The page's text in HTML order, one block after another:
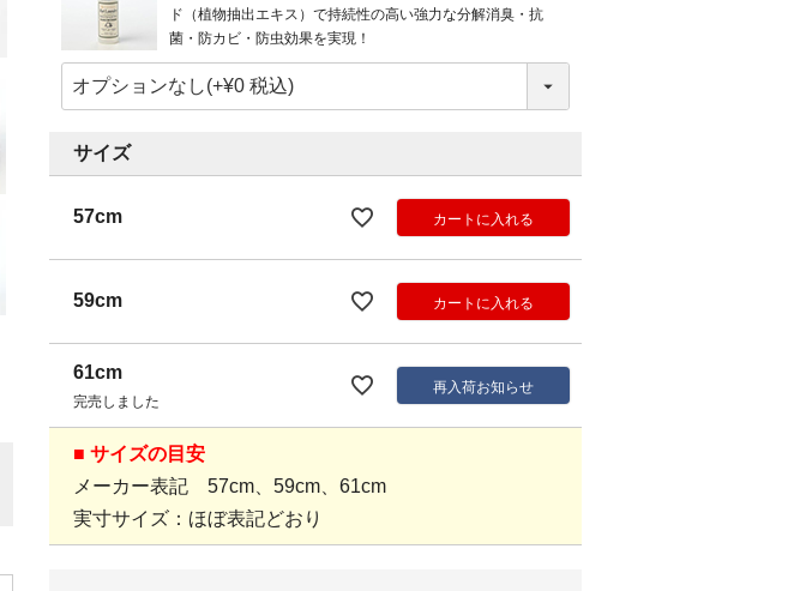
ド（植物抽出エキス）で持続性の高い強力な分解消臭・抗
菌・防カビ・防虫効果を実現！
サイズ
57cm カートに入れる
59cm カートに入れる
61cm
完売しました
再入荷お知らせ
■ サイズの目安
メーカー表記 57cm、59cm、61cm
実寸サイズ：ほぼ表記どおり